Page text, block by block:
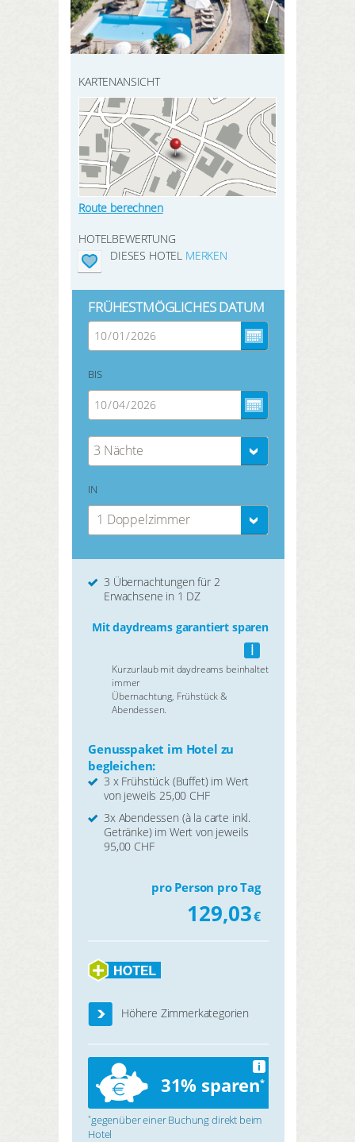
HIER REGISTRIEREN
Meine Buchungen
Meine Produkte
Meine Hotels
ANMELDEN
SUCHEN
KARTENANSICHT
Route berechnen
HOTELBEWERTUNG
DIESES HOTEL MERKEN
FRÜHESTMÖGLICHES DATUM
BIS
3 Nächte
IN
1 Doppelzimmer
3 Übernachtungen für 2
Erwachsene in 1 DZ
Mit daydreams garantiert sparen
i
Kurzurlaub mit daydreams beinhaltet
immer
Übernachtung, Frühstück &
Abendessen.
Genusspaket im Hotel zu
begleichen:
3 x Frühstück (Buffet) im Wert
von jeweils 25,00 CHF
3x Abendessen (à la carte inkl.
Getränke) im Wert von jeweils
95,00 CHF
pro Person pro Tag
129,03€
Höhere Zimmerkategorien
31% sparen*
i
*gegenüber einer Buchung direkt beim
Hotel